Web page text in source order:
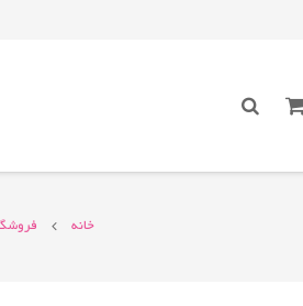
خانه